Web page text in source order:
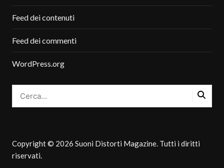
Feed dei contenuti
Feed dei commenti
WordPress.org
Copyright © 2026 Suoni Distorti Magazine. Tutti i diritti
riservati.